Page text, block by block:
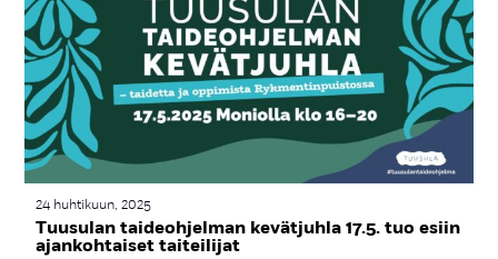
24 huhtikuun, 2025
Tuu­su­lan tai­deoh­jel­man ke­vät­juh­la 17.5. tuo esiin
ajan­koh­tai­set tai­tei­li­jat